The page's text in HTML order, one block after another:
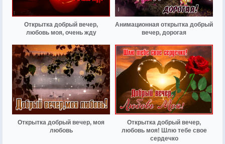
Открытка добрый вечер,
любовь моя, очень жду
Анимационная открытка добрый
вечер, дорогая
Открытка добрый вечер, моя
любовь
Открытка добрый вечер,
любовь моя! Шлю тебе свое
сердечко